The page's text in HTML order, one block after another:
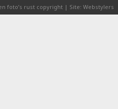
foto’s rust copyright | Site: Webstylers